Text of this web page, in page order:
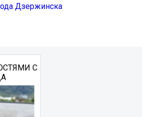
Дзержинска
С